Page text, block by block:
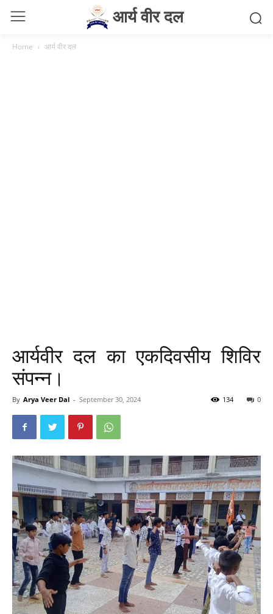
आर्य वीर दल
Home आर्य वीर दल
आर्यवीर दल का एकदिवसीय शिविर
संपन्न।
By Arya Veer Dal - September 30, 2024 0
134